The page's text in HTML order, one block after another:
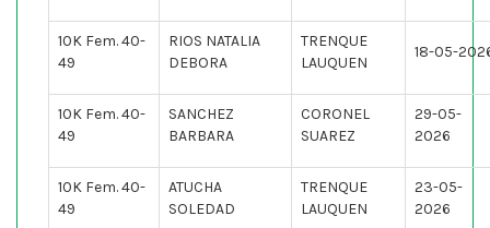
10K Fem. 40-
49
RIOS NATALIA
DEBORA
TRENQUE
LAUQUEN
18-05-
10K Fem. 40-
49
SANCHEZ
BARBARA
CORONEL
SUAREZ
29-05-
2026
10K Fem. 40-
49
ATUCHA
SOLEDAD
TRENQUE
LAUQUEN
23-05-
2026